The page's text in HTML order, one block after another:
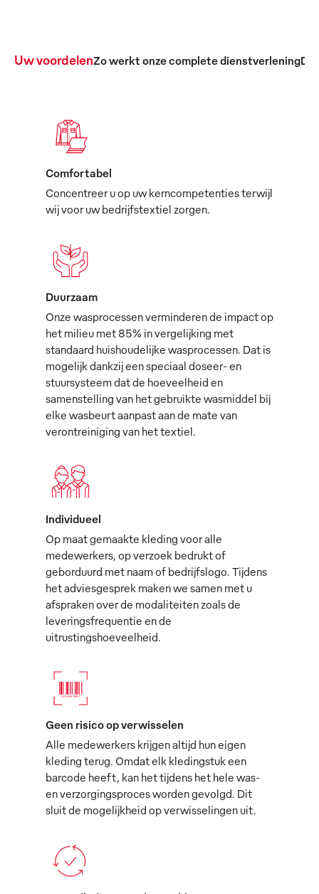
Uw voordelenZo werkt onze complete dienstverleningDe
Comfortabel
Concentreer u op uw kerncompetenties terwijl
wij voor uw bedrijfstextiel zorgen.
Duurzaam
Onze wasprocessen verminderen de impact op
het milieu met 85% in vergelijking met
standaard huishoudelijke wasprocessen. Dat is
mogelijk dankzij een speciaal doseer- en
stuursysteem dat de hoeveelheid en
samenstelling van het gebruikte wasmiddel bij
elke wasbeurt aanpast aan de mate van
verontreiniging van het textiel.
Individueel
Op maat gemaakte kleding voor alle
medewerkers, op verzoek bedrukt of
geborduurd met naam of bedrijfslogo. Tijdens
het adviesgesprek maken we samen met u
afspraken over de modaliteiten zoals de
leveringsfrequentie en de
uitrustingshoeveelheid.
Geen risico op verwisselen
Alle medewerkers krijgen altijd hun eigen
kleding terug. Omdat elk kledingstuk een
barcode heeft, kan het tijdens het hele was-
en verzorgingsproces worden gevolgd. Dit
sluit de mogelijkheid op verwisselingen uit.